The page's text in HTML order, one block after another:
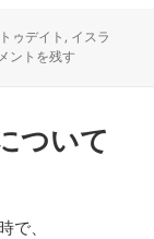
ゥデイト , イスラ
タは少し早くやってき
ントを残す
ついて
で、